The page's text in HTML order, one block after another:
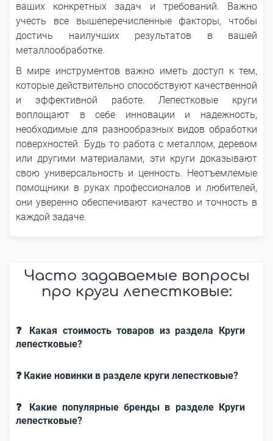
ваших конкретных задач и требований. Важно
учесть все вышеперечисленные факторы, чтобы
достичь наилучших результатов в вашей
металлообработке.
В мире инструментов важно иметь доступ к тем,
которые действительно способствуют качественной
и эффективной работе. Лепестковые круги
воплощают в себе инновации и надежность,
необходимые для разнообразных видов обработки
поверхностей. Будь то работа с металлом, деревом
или другими материалами, эти круги доказывают
свою универсальность и ценность. Неотъемлемые
помощники в руках профессионалов и любителей,
они уверенно обеспечивают качество и точность в
каждой задаче.
Часто задаваемые вопросы
про круги лепестковые:
❓ Какая стоимость товаров из раздела Круги
лепестковые?
❓ Какие новинки в разделе круги лепестковые?
❓ Какие популярные бренды в разделе Круги
лепестковые?